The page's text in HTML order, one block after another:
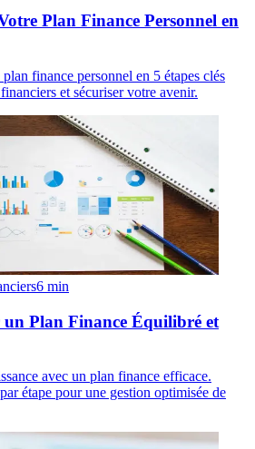
Plan Finance Personnel en
finance personnel en 5 étapes clés
et sécuriser votre avenir.
6 min
Plan Finance Équilibré et
avec un plan finance efficace.
étape pour une gestion optimisée de